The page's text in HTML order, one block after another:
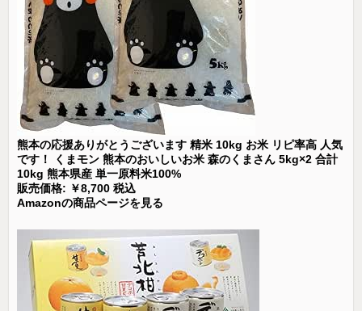
熊本の応援ありがとうございます 精米 10kg お米 リピ率高 人気
です！ くまモン 熊本のおいしいお米 森のくまさん 5kg×2 合計
10kg 熊本県産 単一原料米100%
販売価格: ￥8,700 税込
Amazonの商品ページを見る